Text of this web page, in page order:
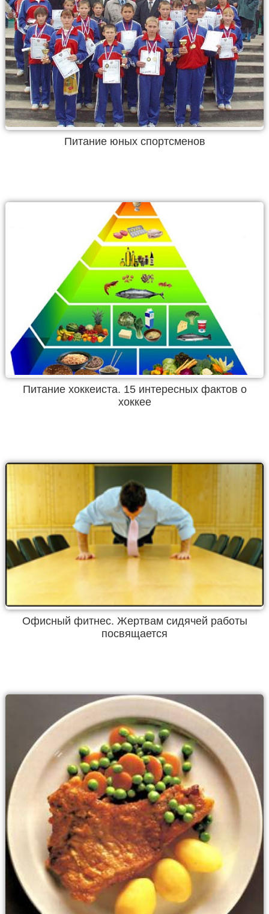
Питание юных спортсменов
Питание хоккеиста. 15 интересных фактов о
хоккее
Офисный фитнес. Жертвам сидячей работы
посвящается